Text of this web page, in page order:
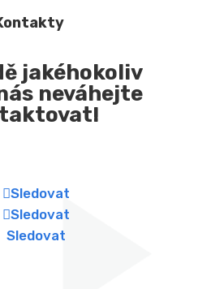
jakéhokoliv
neváhejte
Sledovat
Sledovat
Sledovat